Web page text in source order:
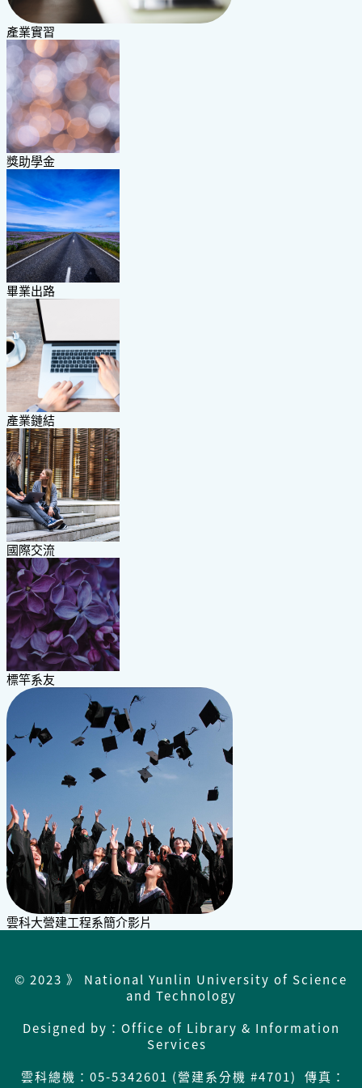
產業實習
獎助學金
畢業出路
產業鏈結
國際交流
標竿系友
雲科大營建工程系簡介影片
© 2023 》 National Yunlin University of Science
and Technology
Designed by：Office of Library & Information
Services
雲科總機： 05-5342601 (營建系分機 #4701) 傳真：